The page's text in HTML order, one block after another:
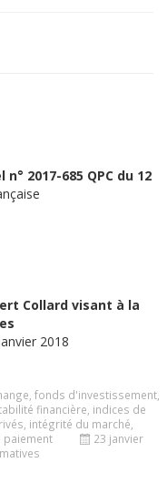
2017-685 QPC du 12
Collard visant à la
2018
fonds d'investissement
financière indices de
intégrité du marché
paiement
23 janvier